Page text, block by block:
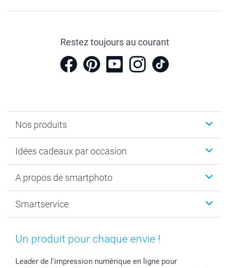
Restez toujours au courant
Nos produits
Calendrier photo & Agenda photo
Tirage photo & agrandissement
Faire-part & Cartes
Coques smartphone
Stickers & Etiquettes
Cadres photo & accessoires déco
Idées cadeaux par occasion
Anniversaire
Naissance & baptême
Fête des Mères
Fête des Pères
Communion
A propos de smartphoto
Plan du site
Droit de rétraction
Plaintes
Vie privée
Smartservice
Aide
smartbonus
smartfriends
Un produit pour chaque envie !
Leader de l'impression numérique en ligne pour